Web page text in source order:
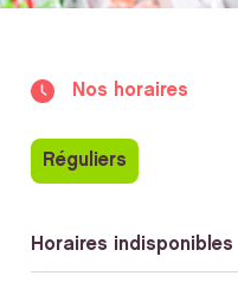
Nos horaires
Réguliers
Horaires indisponibles